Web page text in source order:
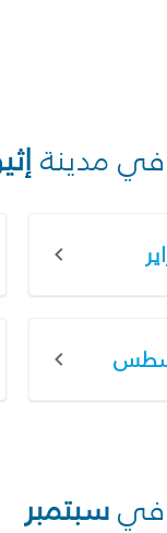
في مدينة
فيسبتمبر